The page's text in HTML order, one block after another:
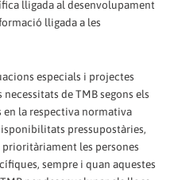
lligada al desenvolupament
lligada a les
especials i projectes
de TMB segons els
la respectiva normativa
pressupostàries,
les persones
sempre i quan aquestes